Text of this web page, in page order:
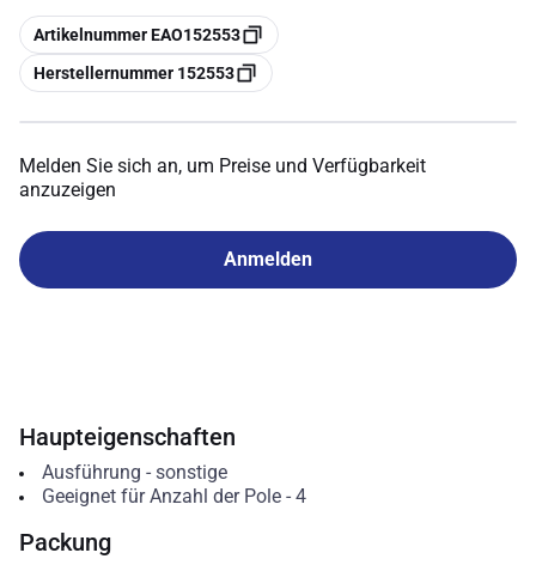
Kopieren
Artikelnummer EAO152553
Kopieren
Herstellernummer 152553
Melden Sie sich an, um Preise und Verfügbarkeit
anzuzeigen
Anmelden
Haupteigenschaften
Ausführung - sonstige
Geeignet für Anzahl der Pole- 4
Packung